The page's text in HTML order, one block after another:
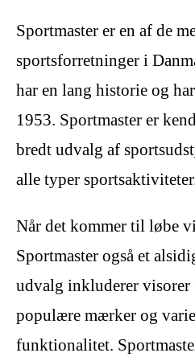
Sportmaster er en af de
sportsforretninger i
har en lang historie og
1953. Sportmaster er
bredt udvalg af
alle typer
Når det kommer til løbe
Sportmaster også et
udvalg inkluderer
populære mærker og
funktionalitet.